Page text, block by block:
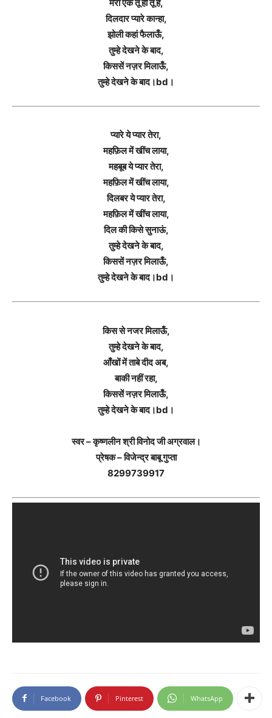
मेरा एक तू ही तू है,
दिलदार प्यारे कान्हा,
झोली कहां फैलाऊँ,
तुम्हे देखने के बाद,
किससें नज़र मिलाऊँ,
तुम्हे देखने के बाद।bd।
प्यारे ये प्यार तेरा,
महफ़िल में खींच लाया,
महबूब ये प्यार तेरा,
महफ़िल में खींच लाया,
दिलबर ये प्यार तेरा,
महफ़िल में खींच लाया,
दिल की किसे सुनाऊं,
तुम्हे देखने के बाद,
किससें नज़र मिलाऊँ,
तुम्हे देखने के बाद।bd।
किस से नजर मिलाऊँ,
तुम्हे देखने के बाद,
आँखों में ताबे दीद अब,
बाकी नहीं रहा,
किससें नज़र मिलाऊँ,
तुम्हे देखने के बाद।bd।
स्वर – कृष्णलीन श्री विनोद जी अग्रवाल।
प्रेषक – विजेन्द्र बाबू गुप्ता
8299739917
Facebook Pinterest WhatsApp